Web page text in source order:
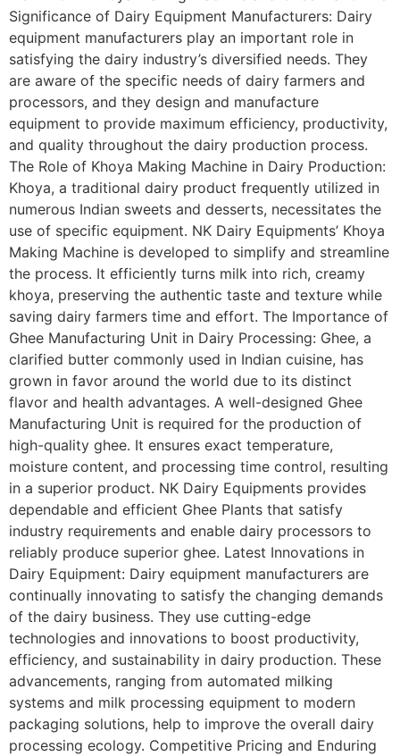
Significance of Dairy Equipment Manufacturers: Dairy
equipment manufacturers play an important role in
satisfying the dairy industry’s diversified needs. They
are aware of the specific needs of dairy farmers and
processors, and they design and manufacture
equipment to provide maximum efficiency, productivity,
and quality throughout the dairy production process.
The Role of Khoya Making Machine in Dairy Production:
Khoya, a traditional dairy product frequently utilized in
numerous Indian sweets and desserts, necessitates the
use of specific equipment. NK Dairy Equipments’ Khoya
Making Machine is developed to simplify and streamline
the process. It efficiently turns milk into rich, creamy
khoya, preserving the authentic taste and texture while
saving dairy farmers time and effort. The Importance of
Ghee Manufacturing Unit in Dairy Processing: Ghee, a
clarified butter commonly used in Indian cuisine, has
grown in favor around the world due to its distinct
flavor and health advantages. A well-designed Ghee
Manufacturing Unit is required for the production of
high-quality ghee. It ensures exact temperature,
moisture content, and processing time control, resulting
in a superior product. NK Dairy Equipments provides
dependable and efficient Ghee Plants that satisfy
industry requirements and enable dairy processors to
reliably produce superior ghee. Latest Innovations in
Dairy Equipment: Dairy equipment manufacturers are
continually innovating to satisfy the changing demands
of the dairy business. They use cutting-edge
technologies and innovations to boost productivity,
efficiency, and sustainability in dairy production. These
advancements, ranging from automated milking
systems and milk processing equipment to modern
packaging solutions, help to improve the overall dairy
processing ecology. Competitive Pricing and Enduring